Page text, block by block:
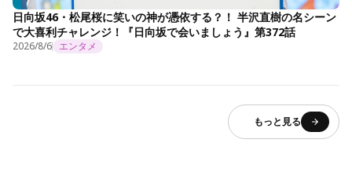
日向坂46・松尾桜に笑いの神が憑依する？！ 半沢直樹の名シーン
で大喜利チャレンジ！『日向坂で会いましょう』第372話
2026/8/6 エンタメ
もっと見る